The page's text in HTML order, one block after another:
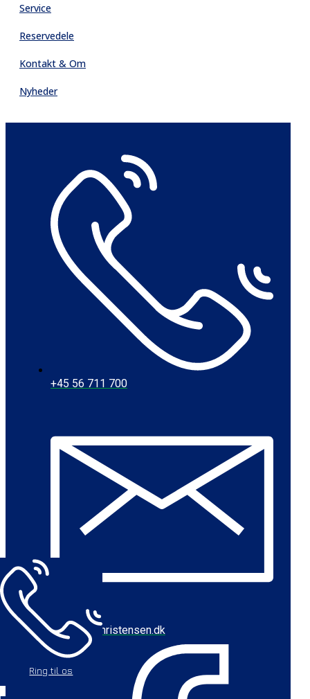
Ring til os
Service
Reservedele
Kontakt & Om
Nyheder
+45 56 711 700
cbc@baychristensen.dk